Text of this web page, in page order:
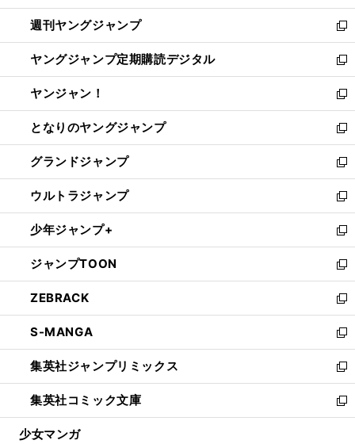
開
く
ウ
で
開
く
ン
ド
ウ
で
開
く
ウ
ィ
ン
ド
ウ
で
開
く
週刊ヤングジャンプ
新
し
い
ウ
ィ
ン
ド
ウ
で
開
く
ヤングジャンプ定期購読デジタル
新
し
い
ウ
ィ
ン
ド
ウ
で
開
く
ヤンジャン！
新
し
い
ウ
ィ
ン
ド
ウ
で
開
く
となりのヤングジャンプ
新
し
い
ウ
ィ
ン
ド
ウ
で
開
く
グランドジャンプ
新
し
い
ウ
ィ
ン
ド
ウ
で
開
く
ウルトラジャンプ
新
し
い
ウ
ィ
ン
ド
ウ
で
開
く
少年ジャンプ+
新
し
い
ウ
ィ
ン
ド
ウ
で
開
く
ジャンプTOON
新
し
い
ウ
ィ
ン
ド
ウ
で
開
ZEBRACK
新
し
い
ウ
ィ
ン
ド
ウ
S-MANGA
新
し
い
ウ
ィ
ン
集英社ジャンプリミックス
新
し
い
ウ
集英社コミック文庫
新
し
少女マンガ